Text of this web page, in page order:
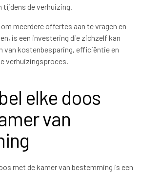
de verhuizing.
meerdere offertes aan te vragen en
is een investering die zichzelf kan
van kostenbesparing, efficiëntie en
verhuizingsproces.
elke doos
van
met de kamer van bestemming is een